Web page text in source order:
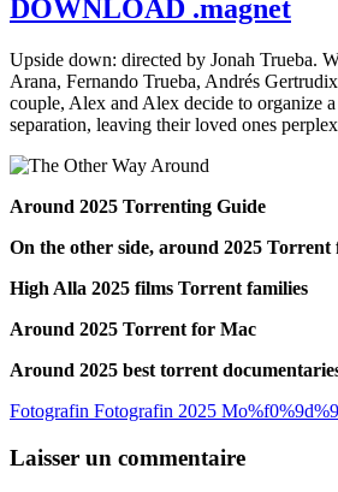
DOWNLOAD .magnet
Upside down: directed by Jonah Trueba.
Arana, Fernando Trueba, Andrés
couple, Alex and Alex decide to organize
separation, leaving their loved ones
Around 2025 Torrenting Guide
On the other side, around 2025 Torrent
High Alla 2025 films Torrent families
Around 2025 Torrent for Mac
Around 2025 best torrent
Fotografin Fotografin 2025
Navigation
Laisser un commentaire